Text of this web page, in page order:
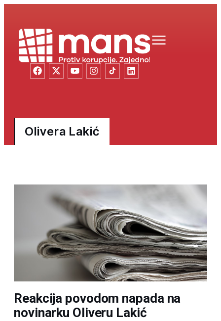
Olivera Lakić
Reakcija povodom napada na
novinarku Oliveru Lakić